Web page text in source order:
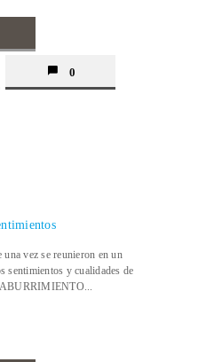
0
una vez se reunieron en un
sentimientos y cualidades de